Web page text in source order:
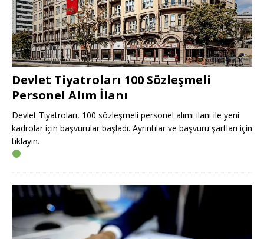
Devlet Tiyatroları 100 Sözleşmeli
Personel Alım İlanı
Devlet Tiyatroları, 100 sözleşmeli personel alımı ilanı ile yeni
kadrolar için başvurular başladı. Ayrıntılar ve başvuru şartları için
tıklayın.